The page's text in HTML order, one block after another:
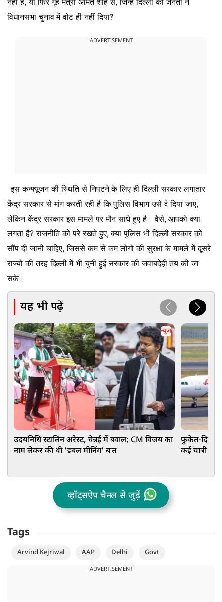
नहीं है, या फिर गृह मंत्री अमित शाह से, जिन्हें दिल्ली की जनता ने
विधानसभा चुनाव में वोट ही नहीं दिया?
ADVERTISEMENT
इस कन्फ्यूजन की स्थिति से निपटने के लिए ही दिल्ली सरकार लगातार
केंद्र सरकार से मांग करती रही है कि पुलिस विभाग उसे दे दिया जाए,
लेकिन केंद्र सरकार इस मामले पर मौन साधे हुए है। वैसे, आपको क्या
लगता है? राजनीति को परे रखते हुए, क्या पुलिस भी दिल्ली सरकार को
सौंप दी जानी चाहिए, जिससे कम से कम लोगों की सुरक्षा के मामले में दूसरे
राज्यों की तरह दिल्ली में भी चुनी हुई सरकार की जवाबदेही तय की जा
सके।
यह भी पढ़ें
न्यूज
उदयनिधि स्टालिन अरेस्ट, चेन्नई में बवाल; CM विजय का
नाम लेकर की थी 'डबल मीनिंग' बात
फुकेत-दिल्ली
कई यात्री
व्हॉट्सऐप चैनल से जुड़ें
Tags
Arvind Kejriwal AAP Delhi Govt
ADVERTISEMENT